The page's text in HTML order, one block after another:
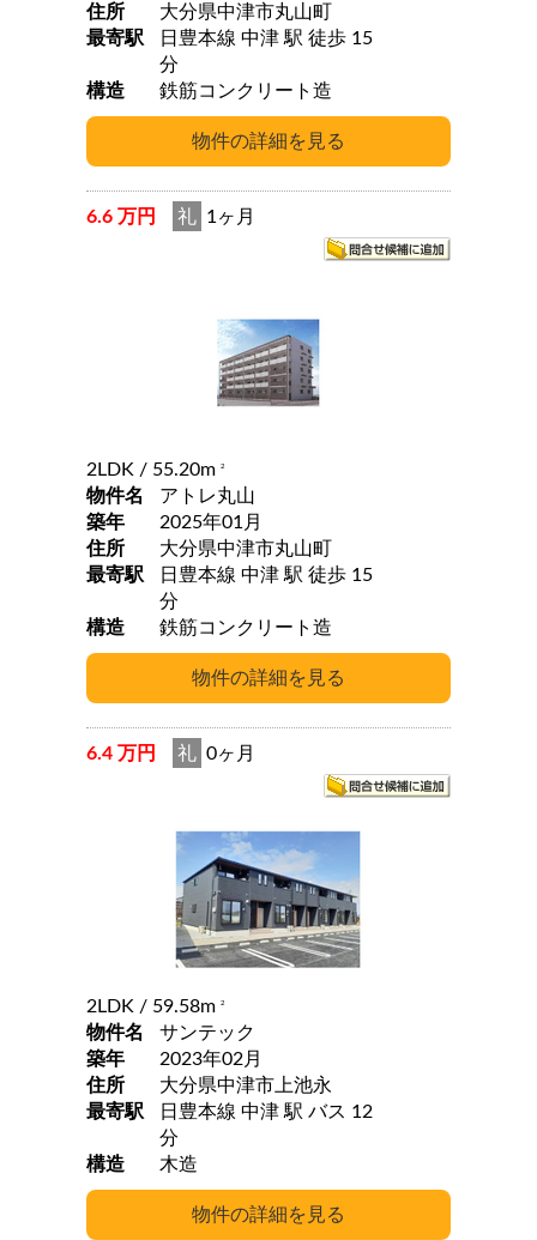
住所
大分県中津市丸山町
最寄駅
日豊本線 中津 駅 徒歩 15
分
構造
鉄筋コンクリート造
6.6 万円 礼 1ヶ月
2LDK / 55.20m 2
物件名
アトレ丸山
築年
2025年01月
住所
大分県中津市丸山町
最寄駅
日豊本線 中津 駅 徒歩 15
分
構造
鉄筋コンクリート造
6.4 万円 礼 0ヶ月
2LDK / 59.58m 2
物件名
サンテック
築年
2023年02月
住所
大分県中津市上池永
最寄駅
日豊本線 中津 駅 バス 12
分
構造
木造